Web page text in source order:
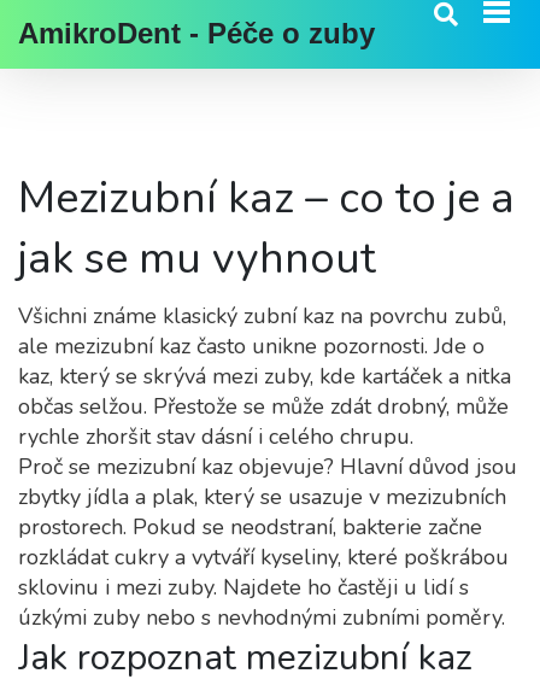
AmikroDent - Péče o zuby
Mezizubní kaz – co to je a
jak se mu vyhnout
Všichni známe klasický zubní kaz na povrchu zubů,
ale mezizubní kaz často unikne pozornosti. Jde o
kaz, který se skrývá mezi zuby, kde kartáček a nitka
občas selžou. Přestože se může zdát drobný, může
rychle zhoršit stav dásní i celého chrupu.
Proč se mezizubní kaz objevuje? Hlavní důvod jsou
zbytky jídla a plak, který se usazuje v mezizubních
prostorech. Pokud se neodstraní, bakterie začne
rozkládat cukry a vytváří kyseliny, které poškrábou
sklovinu i mezi zuby. Najdete ho častěji u lidí s
úzkými zuby nebo s nevhodnými zubními poměry.
Jak rozpoznat mezizubní kaz